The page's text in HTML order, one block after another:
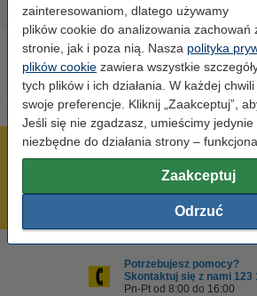
zainteresowaniom, dlatego używamy
plików cookie do analizowania zachowań
stronie, jak i poza nią. Nasza polityka
plików cookie zawiera wszystkie
tych plików i ich działania. W każdej
swoje preferencje. Kliknij „Zaakceptuj”,
Jeśli się nie zgadzasz, umieścimy jedynie
niezbędne do działania strony –
Zaakceptuj
Odrzuć
600 tysięcy zadowolonych klientów
Potrzebujesz pomocy?
Skontaktuj się z nami 123
Pn-Pt od 8:00 do 16:00